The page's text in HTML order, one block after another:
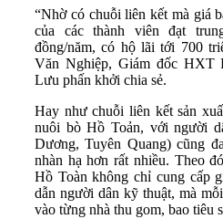
“Nhờ có chuỗi liên kết mà giá
của các thành viên đạt
đồng/năm, có hộ lãi tới 700
Văn Nghiệp, Giám đốc HXT
Lưu phấn khởi chia sẻ.
Hay như chuỗi liên kết sản
nuôi bò Hồ Toản, với người
Dương, Tuyên Quang) cũng
nhàn hạ hơn rất nhiều. Theo
Hồ Toàn không chỉ cung cấp
dẫn người dân kỹ thuật, mà
vào từng nhà thu gom, bao tiêu